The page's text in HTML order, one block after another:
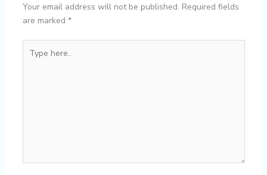
Your email address will not be published. Required fields
are marked *
here..